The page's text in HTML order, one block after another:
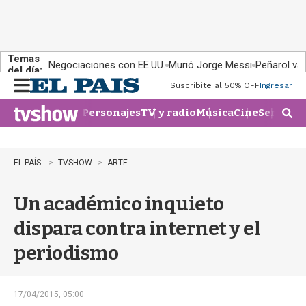
Temas
del día: Negociaciones con EE.UU. Murió Jorge Messi Peñarol
n
u
Suscribite al 50% OFFIngresar
PersonajesTV y radioMúsicaCineSeries
M
o
EL PAÍS TVSHOW ARTE
Un académico inquieto
dispara contra internet y el
periodismo
17/04/2015, 05:00